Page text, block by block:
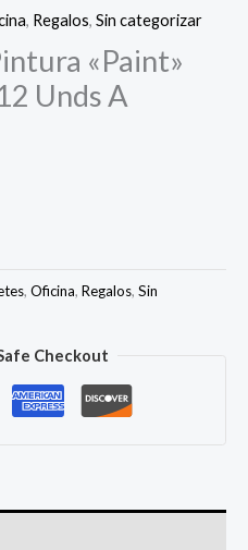
, Regalos, Sin categorizar
«Paint»
Unds A
, Oficina, Regalos, Sin
Checkout